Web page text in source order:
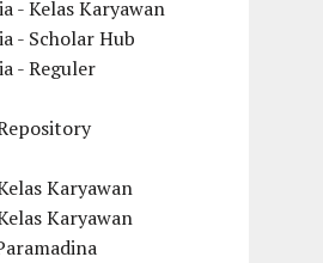
- Kelas Karyawan
- Scholar Hub
- Reguler
Karyawan
Karyawan